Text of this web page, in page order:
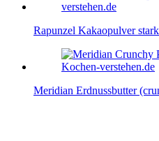
Rapunzel Kakaopulver
Meridian Erdnussbutter